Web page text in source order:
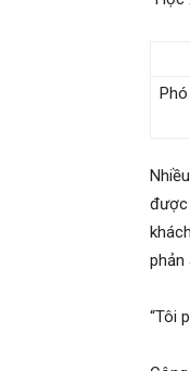
phản
“Tôi